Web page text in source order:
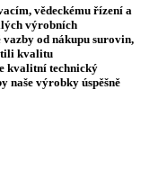
vědeckému řízení a
výrobních
od nákupu surovin,
kvalitu
kvalitní technický
naše výrobky úspěšně